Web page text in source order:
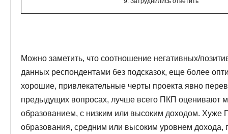
Можно заметить, что соотношение негативных/
данных респондентами без подсказок, еще более
хорошие, привлекательные черты проекта явно
предыдущих вопросах, лучше всего ПКП оценивают
образованием, с низким или высоким доходом.
образования, средним или высоким уровнем дохода,